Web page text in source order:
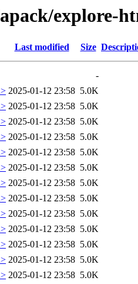
explore-
Last modified Size
-
2025-01-12 23:58 5.0K
2025-01-12 23:58 5.0K
2025-01-12 23:58 5.0K
2025-01-12 23:58 5.0K
2025-01-12 23:58 5.0K
2025-01-12 23:58 5.0K
2025-01-12 23:58 5.0K
2025-01-12 23:58 5.0K
2025-01-12 23:58 5.0K
2025-01-12 23:58 5.0K
2025-01-12 23:58 5.0K
2025-01-12 23:58 5.0K
2025-01-12 23:58 5.0K